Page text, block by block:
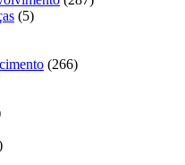
(5)
(266)